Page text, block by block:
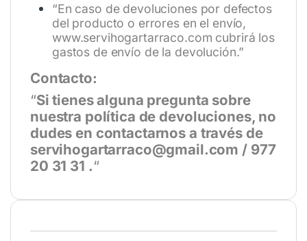
“En caso de devoluciones por defectos
del producto o errores en el envío,
www.servihogartarraco.com cubrirá los
gastos de envío de la devolución.”
Contacto:
“Si tienes alguna pregunta sobre
nuestra política de devoluciones, no
dudes en contactarnos a través de
servihogartarraco@gmail.com / 977
20 31 31 .“